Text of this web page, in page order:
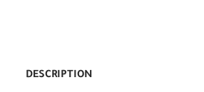
DESCRIPTION